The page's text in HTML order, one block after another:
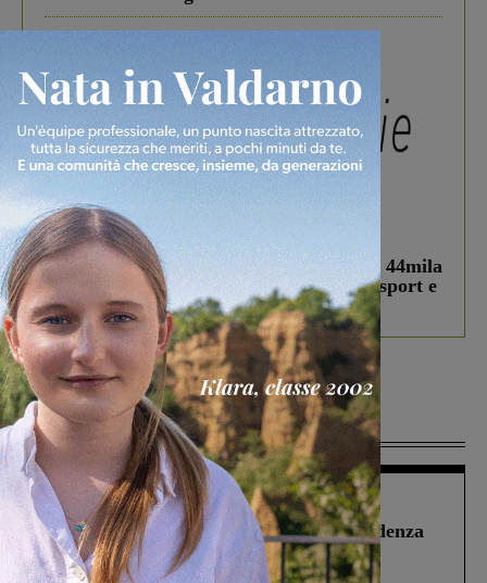
In vetrina 3 Agosto 2026
Estra Notizie agosto: Smart Cities, oltre 44mila
studenti coinvolti, torna il bando per lo sport e
debutta il podcast Estrair
Più lette
Figline Incisa Valdarno 1 Agosto 2026
Piscina di Figline finanziata oltre la scadenza
Pnrr, il gruppo di Fratelli d’Italia: “Un
ringraziamento al Governo”